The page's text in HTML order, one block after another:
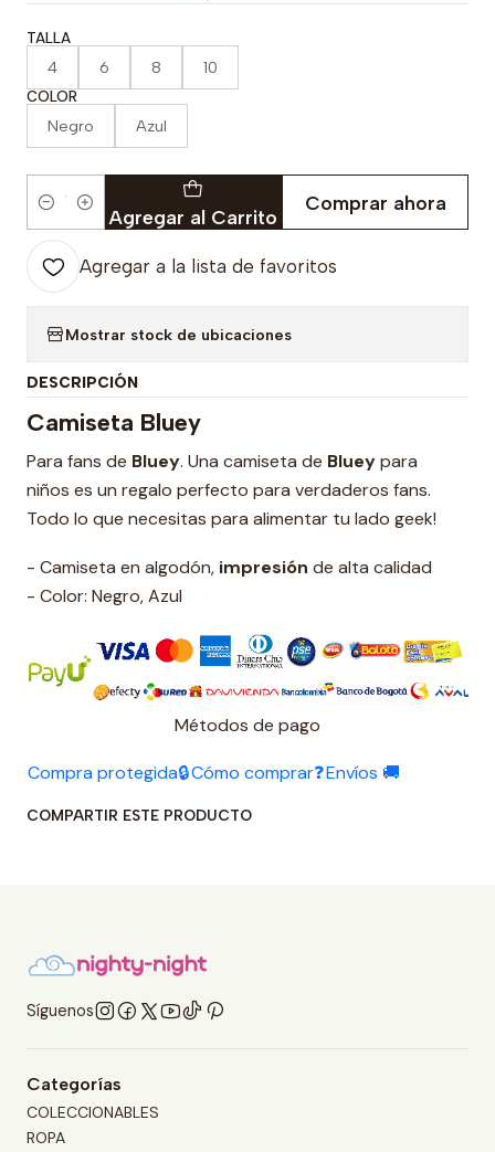
TALLA
4 6 8 10
COLOR
Negro Azul
Cantidad Agregar al Carrito
Comprar ahora
Agregar a la lista de favoritos
Mostrar stock de ubicaciones
DESCRIPCIÓN
Camiseta Bluey
Para fans de Bluey. Una camiseta de Blueypara
niños es un regalo perfecto para verdaderos fans.
Todo lo que necesitas para alimentar tu lado geek!
- Camiseta en algodón, impresión de alta calidad
- Color: Negro, Azul
Métodos de pago
Compra protegida🔒Cómo comprar❓Envíos 🚚
COMPARTIR ESTE PRODUCTO
Síguenos
Categorías
COLECCIONABLES
ROPA